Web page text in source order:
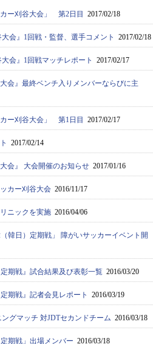
カー刈谷大会」 第2日目 2017/02/18
会』1回戦・監督、選手コメント 2017/02/18
会』1回戦マッチレポート 2017/02/17
会』最終ベンチ入りメンバーならびに主
カー刈谷大会」 第1日目 2017/02/17
2017/02/14
会』 大会開催のお知らせ 2017/01/16
カー刈谷大会 2016/11/17
ニックを実施 2016/04/06
（韓日）定期戦」 障がいサッカーイベント開
定期戦』試合結果及び表彰一覧 2016/03/20
期戦』記者会見レポート 2016/03/19
グマッチ 対JDTセカンドチーム 2016/03/18
定期戦」出場メンバー 2016/03/18